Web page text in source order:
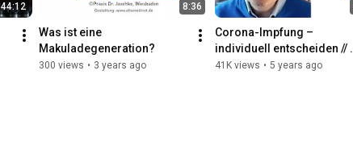
44:12 8:36
Was ist eine
Makuladegeneration?
300 views • 3 years ago
Corona-Impfung –
individuell entscheiden //
Interview mit Dr. med. Jost
41K views • 5 years ago